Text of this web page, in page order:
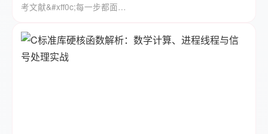
考文献&#xff0c;每一步都面…